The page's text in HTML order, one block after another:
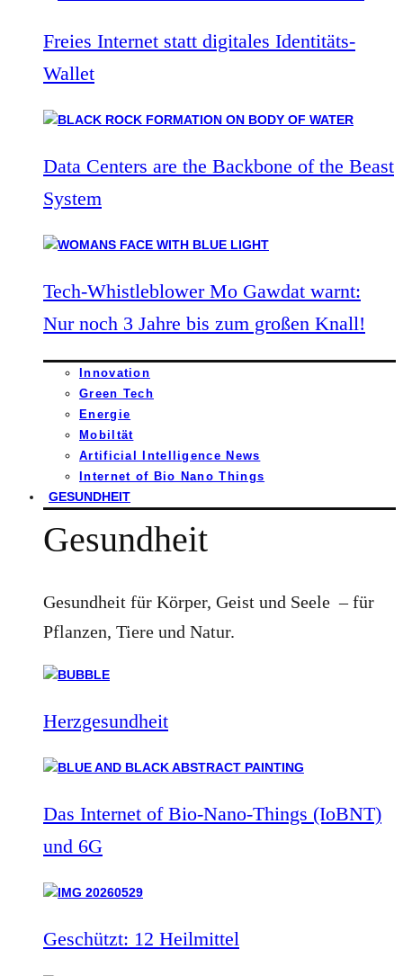
Freies Internet statt digitales Identitäts-
Wallet
Data Centers are the Backbone of the Beast
System
Tech-Whistleblower Mo Gawdat warnt:
Nur noch 3 Jahre bis zum großen Knall!
Innovation
Green Tech
Energie
Mobiltät
Artificial Intelligence News
Internet of Bio Nano Things
GESUNDHEIT
Gesundheit
Gesundheit für Körper, Geist und Seele – für
Pflanzen, Tiere und Natur.
Herzgesundheit
Das Internet of Bio-Nano-Things (IoBNT)
und 6G
Geschützt: 12 Heilmittel